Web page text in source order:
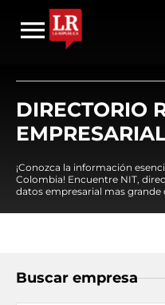
DIRECTORIO
¡Conozca la información
Colombia! Encuentre NIT,
datos empresarial mas grande
Buscar empresa